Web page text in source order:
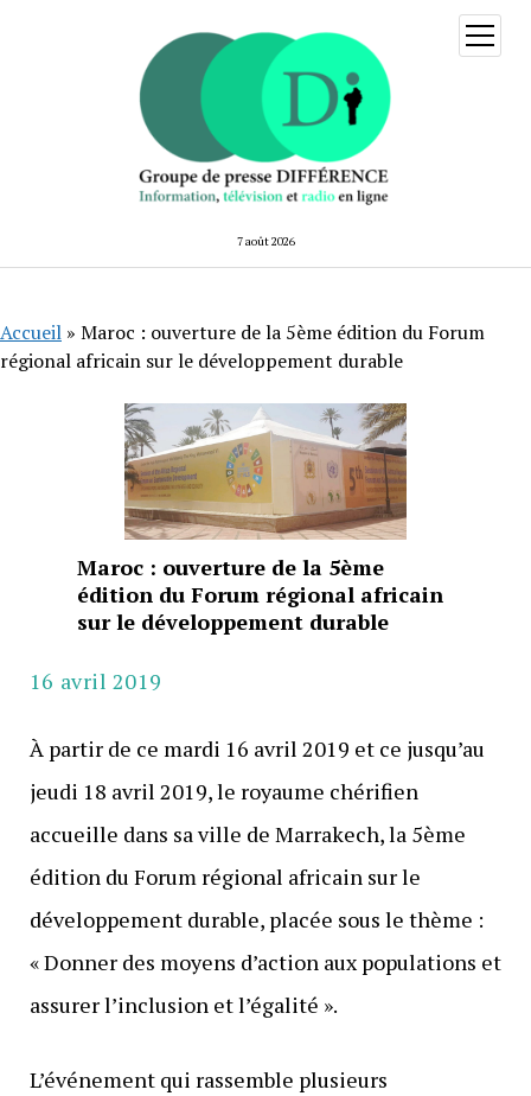
7 août 2026
ouvrir
menu
Accueil » Maroc : ouverture de la 5ème édition du Forum
régional africain sur le développement durable
Maroc : ouverture de la 5ème
édition du Forum régional africain
sur le développement durable
16 avril 2019
À partir de ce mardi 16 avril 2019 et ce jusqu’au
jeudi 18 avril 2019, le royaume chérifien
accueille dans sa ville de Marrakech, la 5ème
édition du Forum régional africain sur le
développement durable, placée sous le thème :
« Donner des moyens d’action aux populations et
assurer l’inclusion et l’égalité ».
L’événement qui rassemble plusieurs